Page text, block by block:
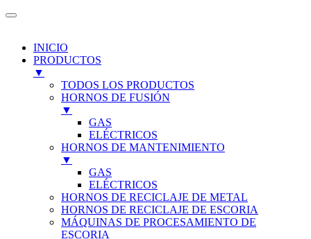
INICIO
PRODUCTOS
▼
TODOS LOS PRODUCTOS
HORNOS DE FUSIÓN
▼
GAS
ELÉCTRICOS
HORNOS DE MANTENIMIENTO
▼
GAS
ELÉCTRICOS
HORNOS DE RECICLAJE DE METAL
HORNOS DE RECICLAJE DE ESCORIA
MÁQUINAS DE PROCESAMIENTO DE
ESCORIA